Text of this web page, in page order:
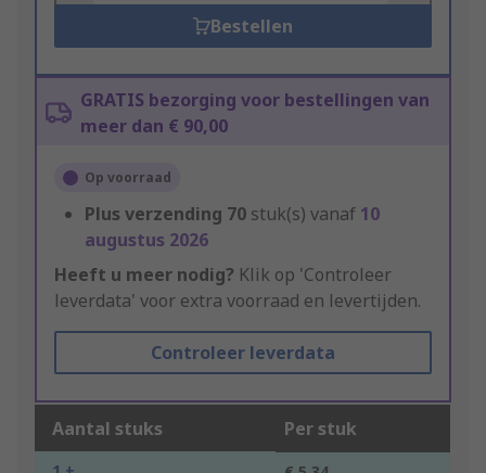
Bestellen
GRATIS bezorging voor bestellingen van
meer dan € 90,00
Op voorraad
Plus verzending 70 stuk(s) vanaf 10
augustus 2026
Heeft u meer nodig? Klik op 'Controleer
leverdata' voor extra voorraad en levertijden.
Controleer leverdata
Aantal stuks Per stuk